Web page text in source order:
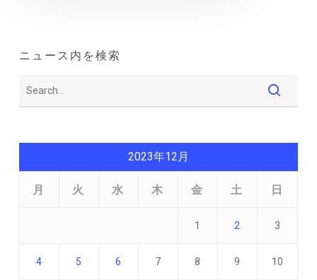
ニュース内を検索
2023年12月
月 火 水 木 金 土 日
1 2 3
4 5 6 7 8 9 10